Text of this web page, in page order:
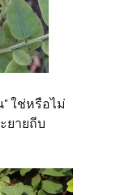
ใช่หรือไม่
ยายถีบ